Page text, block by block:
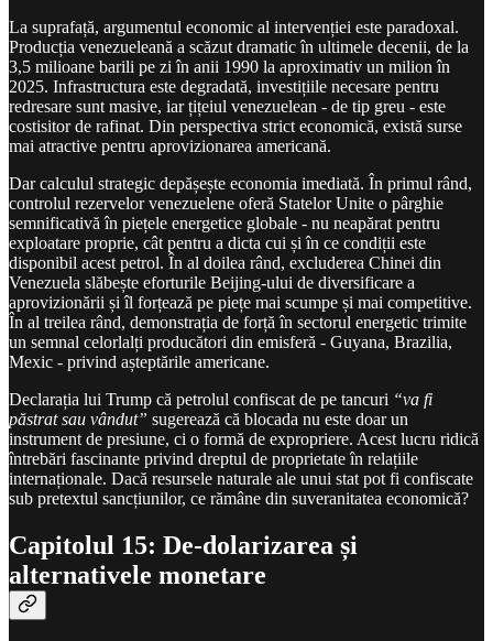
La suprafață, argumentul economic al intervenției este paradoxal.
Producția venezueleană a scăzut dramatic în ultimele decenii, de la
3,5 milioane barili pe zi în anii 1990 la aproximativ un milion în
2025. Infrastructura este degradată, investițiile necesare pentru
redresare sunt masive, iar țițeiul venezuelean - de tip greu - este
costisitor de rafinat. Din perspectiva strict economică, există surse
mai atractive pentru aprovizionarea americană.
Dar calculul strategic depășește economia imediată. În primul rând,
controlul rezervelor venezuelene oferă Statelor Unite o pârghie
semnificativă în piețele energetice globale - nu neapărat pentru
exploatare proprie, cât pentru a dicta cui și în ce condiții este
disponibil acest petrol. În al doilea rând, excluderea Chinei din
Venezuela slăbește eforturile Beijing-ului de diversificare a
aprovizionării și îl forțează pe piețe mai scumpe și mai competitive.
În al treilea rând, demonstrația de forță în sectorul energetic trimite
un semnal celorlalți producători din emisferă - Guyana, Brazilia,
Mexic - privind așteptările americane.
Declarația lui Trump că petrolul confiscat de pe tancuri “va fi
păstrat sau vândut” sugerează că blocada nu este doar un
instrument de presiune, ci o formă de expropriere. Acest lucru ridică
întrebări fascinante privind dreptul de proprietate în relațiile
internaționale. Dacă resursele naturale ale unui stat pot fi confiscate
sub pretextul sancțiunilor, ce rămâne din suveranitatea economică?
Capitolul 15: De-dolarizarea și
alternativele monetare